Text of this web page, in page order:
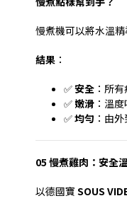
慢煮機可以將水溫
結果 ：
✅安全 ：所
✅嫩滑 ：溫
✅均勻 ：由
05 慢煮雞肉：安全
以德國寶 SOUS